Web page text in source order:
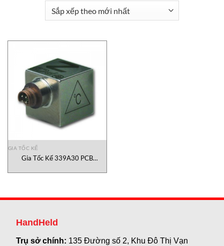
GIA TỐC KẾ
Gia Tốc Kế 339A30 PCB
HandHeld
Trụ sở chính: 135 Đường số 2, Khu Đô Thị Vạn